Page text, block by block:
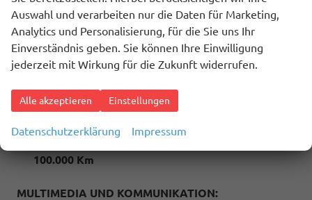
inkl. Web Radio
(KA2) Rückfahrkamera
(8IU) Matrix LED Scheinwerfer
(9VS) Soundpaket ""branded""
(QR9) Verkehrszeichenerkennung
(4E6) Heckklappe elektrisch öffnend und
schließen inkl. virtuelles Pedal
100.000 Km
MULTIMEDIA UND KOMMUNIKATION:
Auswahl und verarbeiten nur die Daten für Marketing,
Analytics und Personalisierung, für die Sie uns Ihr
Einverständnis geben. Sie können Ihre Einwilligung
jederzeit mit Wirkung für die Zukunft widerrufen.
Alle akzeptieren Einstellungen
Datenschutzerklärung Impressum